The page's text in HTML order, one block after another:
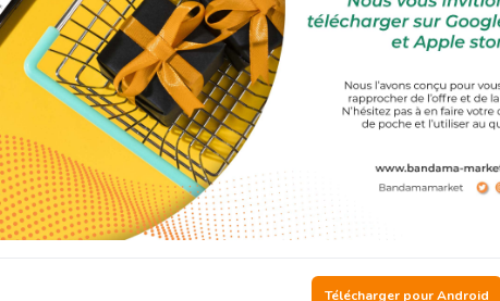
Télécharger pour Android